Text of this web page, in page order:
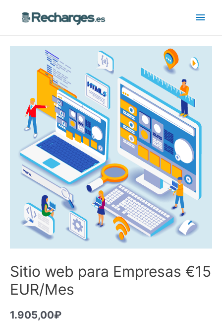
Sitio web para Empresas €15
EUR/Mes
1.905,00₽